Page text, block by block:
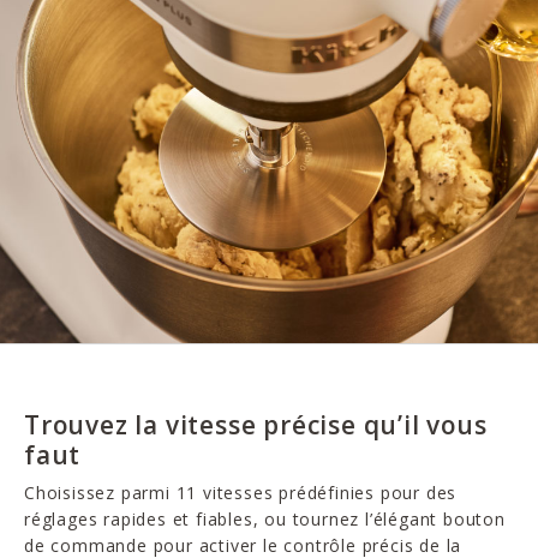
Trouvez la vitesse précise qu’il vous
faut
Choisissez parmi 11 vitesses prédéfinies pour des
réglages rapides et fiables, ou tournez l’élégant bouton
de commande pour activer le contrôle précis de la